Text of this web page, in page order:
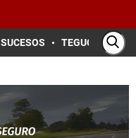
SUCESOS TEGUCIGALPA